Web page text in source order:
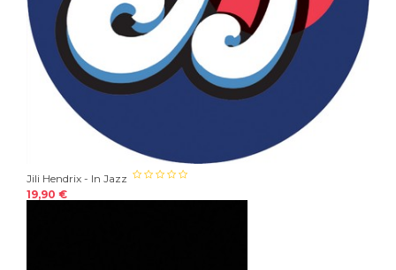
Jili Hendrix - In Jazz
19,90 €